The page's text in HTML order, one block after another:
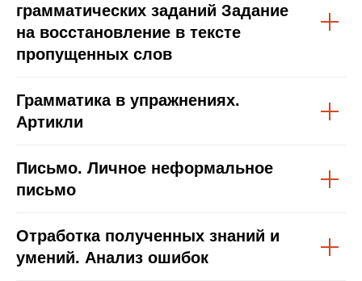
грамматических заданий Задание
на восстановление в тексте
пропущенных слов
Грамматика в упражнениях.
Артикли
Письмо. Личное неформальное
письмо
Отработка полученных знаний и
умений. Анализ ошибок